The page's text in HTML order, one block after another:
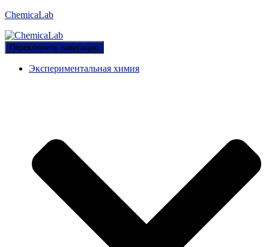
ChemicaLab
Переключить навигацию
Экспериментальная химия